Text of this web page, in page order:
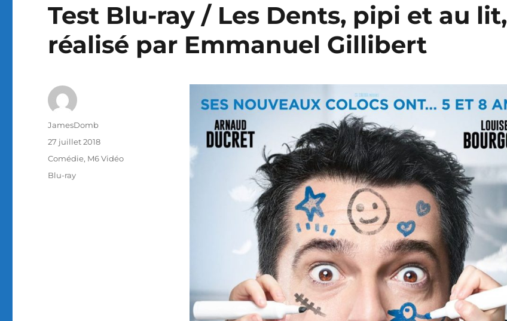
Test Blu-ray / Les Dents, pipi et au lit,
réalisé par Emmanuel Gillibert
Auteur
JamesDomb
Publié
27 juillet 2018
Catégories
Comédie, M6 Vidéo
Étiquettes
Blu-ray